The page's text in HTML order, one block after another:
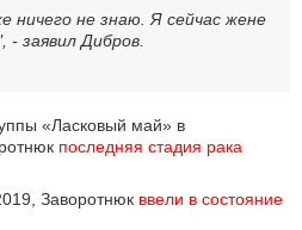
не знаю. Я сейчас жене
- заявил Дибров.
«Ласковый май» в
последняя стадия рака
Заворотнюк ввели в состояние